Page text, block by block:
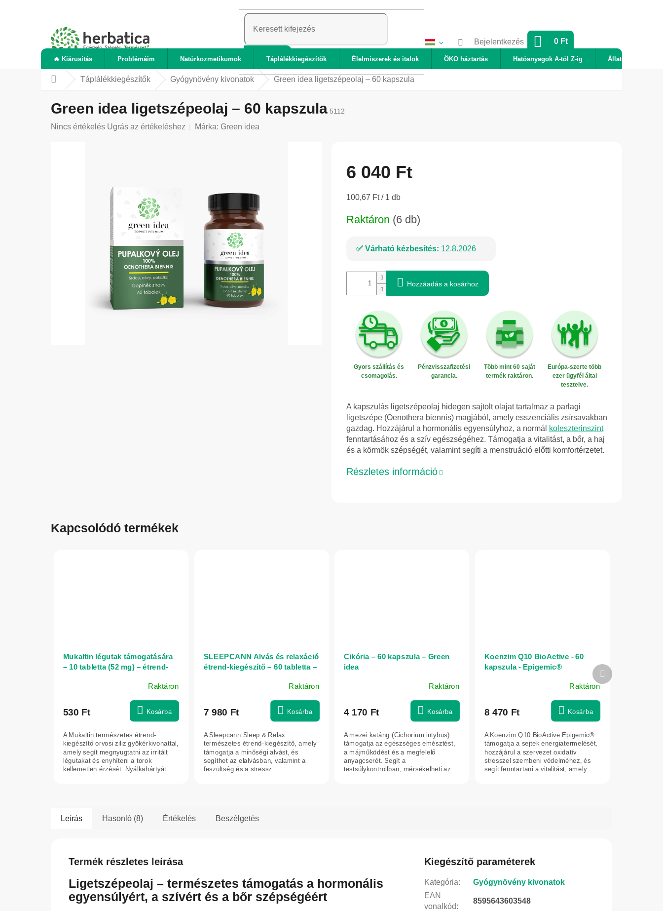
KERESÉS
Bejelentkezés KOSÁR
0 Ft
🔥 Kiárusítás Problémáim Natúrkozmetikumok Táplálékkiegészítők Élelmiszerek és italok ÖKO háztartás Hatóanyagok A-tól Z-ig Állatok
KezdőlapTáplálékkiegészítők Gyógynövény kivonatok Green idea ligetszépeolaj – 60 kapszula
Green idea ligetszépeolaj – 60 kapszula 5112
A
Nincs értékelés Ugrás az értékeléshez Márka: Green idea
6 040 Ft
Egységár:
100,67 Ft / 1 db
Raktáron (6 db)
Várható kézbesítés: 12.8.2026
Hozzáadás a kosárhoz
Gyors szállítás és
csomagolás.
Pénzvisszafizetési
garancia.
Több mint 60 saját
termék raktáron.
Európa-szerte több
ezer ügyfél által
tesztelve.
A kapszulás ligetszépeolaj hidegen sajtolt olajat tartalmaz a parlagi
ligetszépe (Oenothera biennis) magjából, amely esszenciális zsírsavakban
gazdag. Hozzájárul a hormonális egyensúlyhoz, a normál
koleszterinszint
fenntartásához és a szív egészségéhez. Támogatja a vitalitást, a bőr, a haj
és a körmök szépségét, valamint segíti a menstruáció előtti komfortérzetet.
Részletes információ
Kapcsolódó termékek
Mukaltin légutak támogatására
– 10 tabletta (52 mg) – étrend-
Raktáron
530 Ft Kosárba
A Mukaltin természetes étrend-
kiegészítő orvosi ziliz gyökérkivonattal,
amely segít megnyugtatni az irritált
légutakat és enyhíteni a torok
kellemetlen érzését. Nyálkahártyát...
SLEEPCANN Alvás és relaxáció
étrend-kiegészítő – 60 tabletta –
Raktáron
7 980 Ft Kosárba
A Sleepcann Sleep & Relax
természetes étrend-kiegészítő, amely
támogatja a minőségi alvást, és
segíthet az elalvásban, valamint a
feszültség és a stressz
Cikória – 60 kapszula – Green
idea
átlagos
ből
5,0
csillag.
Raktáron
4 170 Ft Kosárba
A mezei katáng (Cichorium intybus)
támogatja az egészséges emésztést,
a májműködést és a megfelelő
anyagcserét. Segít a
testsúlykontrollban, mérsékelheti az
Koenzim Q10 BioActive - 60
kapszula - Epigemic®
Raktáron
8 470 Ft Kosárba
A Koenzim Q10 BioActive Epigemic®
támogatja a sejtek energiatermelését,
hozzájárul a szervezet oxidatív
stresszel szembeni védelméhez, és
segít fenntartani a vitalitást, amely...
Következő
termék
Leírás Hasonló (8) Értékelés Beszélgetés
Termék részletes leírása
Ligetszépeolaj – természetes támogatás a hormonális
egyensúlyért, a szívért és a bőr szépségéért
Kiegészítő paraméterek
Kategória:
Gyógynövény kivonatok
EAN
vonalkód:
8595643603548